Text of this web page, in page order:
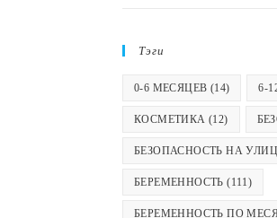
Тэги
0-6 МЕСЯЦЕВ (14) 6-
КОСМЕТИКА (12)
БЕЗОПАСНОСТЬ НА
БЕРЕМЕННОСТЬ (111)
БЕРЕМЕННОСТЬ ПО